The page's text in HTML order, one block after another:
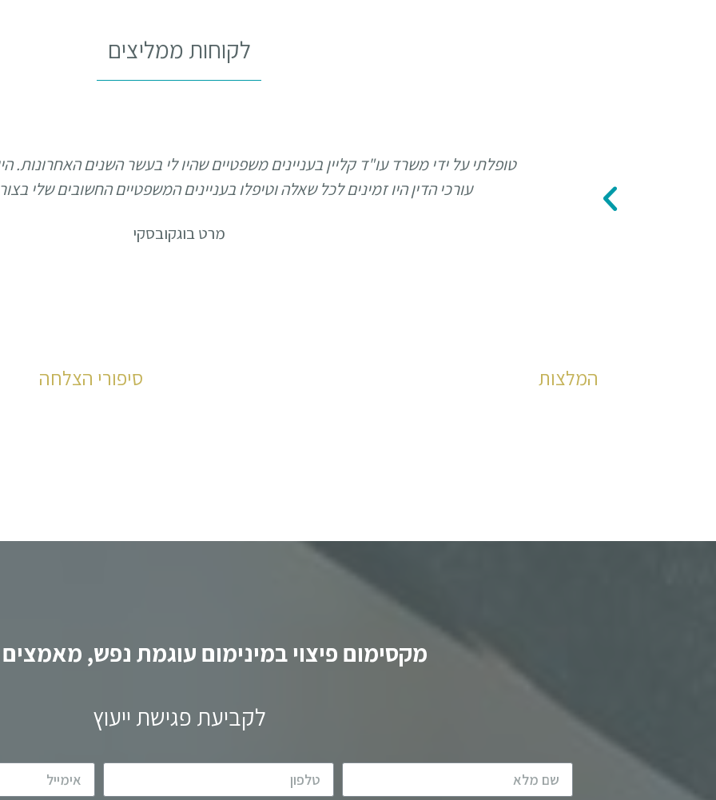
לקוחות ממליצים
טופלתי על ידי משרד עו"ד קליין בעניינים משפטיים שהיו לי בעשר השנים האחרונות.
עורכי הדין היו זמינים לכל שאלה וטיפלו בעניינים המשפטיים החשובים שלי
מרט בוגקובסקי
המלצות סיפורי הצלחה
מקסימום פיצוי במינימום עוגמת נפש, מאמצים
לקביעת פגישת ייעוץ